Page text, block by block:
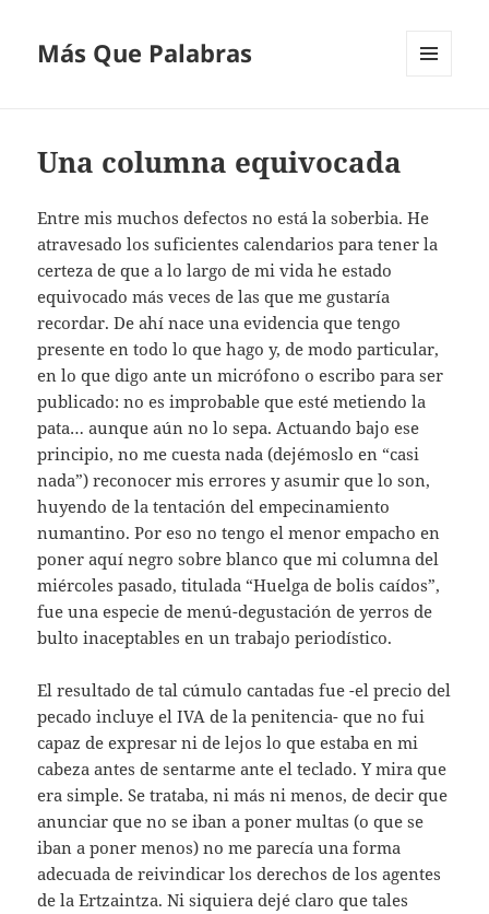
Más Que Palabras
Una columna equivocada
Entre mis muchos defectos no está la soberbia. He
atravesado los suficientes calendarios para tener la
certeza de que a lo largo de mi vida he estado
equivocado más veces de las que me gustaría
recordar. De ahí nace una evidencia que tengo
presente en todo lo que hago y, de modo particular,
en lo que digo ante un micrófono o escribo para ser
publicado: no es improbable que esté metiendo la
pata… aunque aún no lo sepa. Actuando bajo ese
principio, no me cuesta nada (dejémoslo en “casi
nada”) reconocer mis errores y asumir que lo son,
huyendo de la tentación del empecinamiento
numantino. Por eso no tengo el menor empacho en
poner aquí negro sobre blanco que mi columna del
miércoles pasado, titulada “Huelga de bolis caídos”,
fue una especie de menú-degustación de yerros de
bulto inaceptables en un trabajo periodístico.
El resultado de tal cúmulo cantadas fue -el precio del
pecado incluye el IVA de la penitencia- que no fui
capaz de expresar ni de lejos lo que estaba en mi
cabeza antes de sentarme ante el teclado. Y mira que
era simple. Se trataba, ni más ni menos, de decir que
anunciar que no se iban a poner multas (o que se
iban a poner menos) no me parecía una forma
adecuada de reivindicar los derechos de los agentes
de la Ertzaintza. Ni siquiera dejé claro que tales